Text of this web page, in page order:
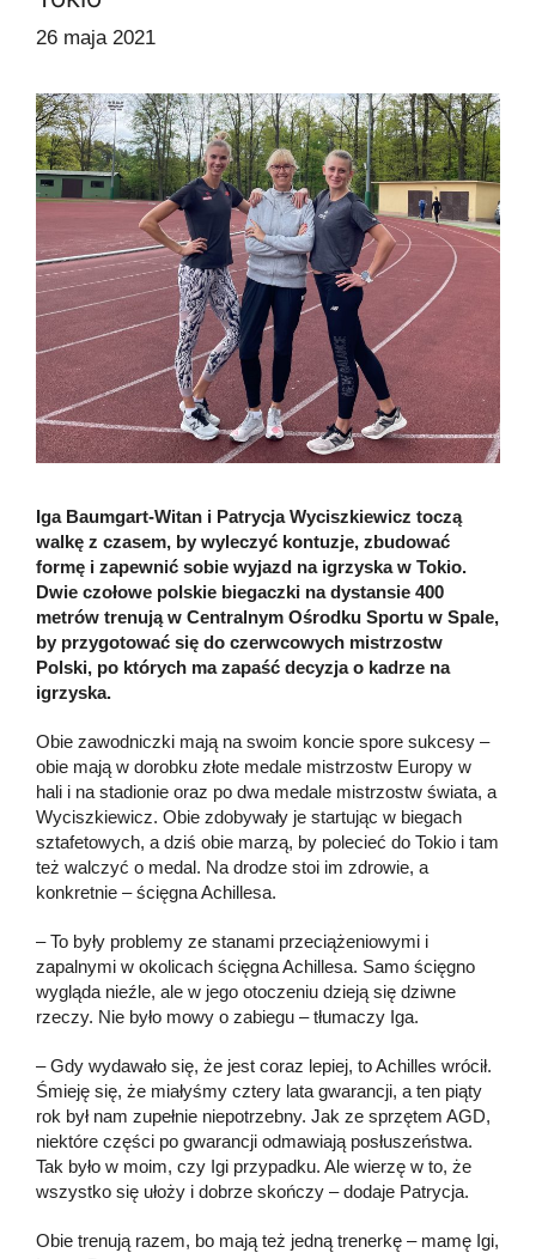
26 maja 2021
Iga Baumgart-Witan i Patrycja Wyciszkiewicz toczą
walkę z czasem, by wyleczyć kontuzje, zbudować
formę i zapewnić sobie wyjazd na igrzyska w Tokio.
Dwie czołowe polskie biegaczki na dystansie 400
metrów trenują w Centralnym Ośrodku Sportu w Spale,
by przygotować się do czerwcowych mistrzostw
Polski, po których ma zapaść decyzja o kadrze na
igrzyska.
Obie zawodniczki mają na swoim koncie spore sukcesy –
obie mają w dorobku złote medale mistrzostw Europy w
hali i na stadionie oraz po dwa medale mistrzostw świata, a
Wyciszkiewicz. Obie zdobywały je startując w biegach
sztafetowych, a dziś obie marzą, by polecieć do Tokio i tam
też walczyć o medal. Na drodze stoi im zdrowie, a
konkretnie – ścięgna Achillesa.
– To były problemy ze stanami przeciążeniowymi i
zapalnymi w okolicach ścięgna Achillesa. Samo ścięgno
wygląda nieźle, ale w jego otoczeniu dzieją się dziwne
rzeczy. Nie było mowy o zabiegu – tłumaczy Iga.
– Gdy wydawało się, że jest coraz lepiej, to Achilles wrócił.
Śmieję się, że miałyśmy cztery lata gwarancji, a ten piąty
rok był nam zupełnie niepotrzebny. Jak ze sprzętem AGD,
niektóre części po gwarancji odmawiają posłuszeństwa.
Tak było w moim, czy Igi przypadku. Ale wierzę w to, że
wszystko się ułoży i dobrze skończy – dodaje Patrycja.
Obie trenują razem, bo mają też jedną trenerkę – mamę Igi,